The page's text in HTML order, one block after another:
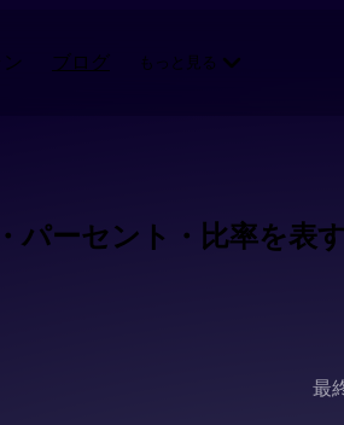
ブログ もっと見る
パーセント・比率を表
最